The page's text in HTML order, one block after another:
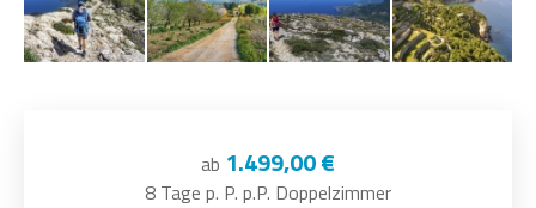
ab 1.499,00 €
8 Tage p. P. p.P. Doppelzimmer